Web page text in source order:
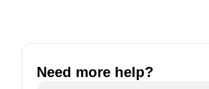
Need more help?